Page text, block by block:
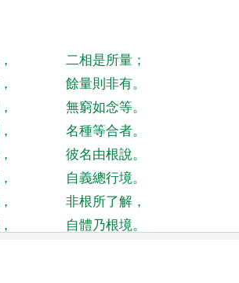
， 二相是所量 ；
， 餘量則非有。
， 無窮如念等。
， 名種等合者。
， 彼名由根說。
， 自義總行境。
， 非根所了解 ，
， 自體乃根境。